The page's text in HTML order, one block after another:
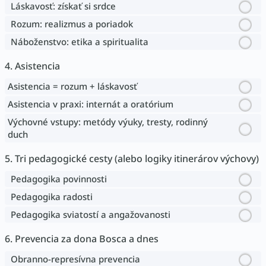
Láskavosť: získať si srdce
Rozum: realizmus a poriadok
Náboženstvo: etika a spiritualita
4. Asistencia
Asistencia = rozum + láskavosť
Asistencia v praxi: internát a oratórium
Výchovné vstupy: metódy výuky, tresty, rodinný
duch
5. Tri pedagogické cesty (alebo logiky itinerárov výchovy)
Pedagogika povinnosti
Pedagogika radosti
Pedagogika sviatostí a angažovanosti
6. Prevencia za dona Bosca a dnes
Obranno-represívna prevencia